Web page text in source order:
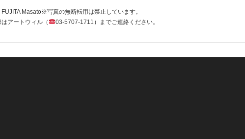
Masato※写真の無断転用は禁止しています。
アートウィル（
03-5707-1711）までご連絡ください。